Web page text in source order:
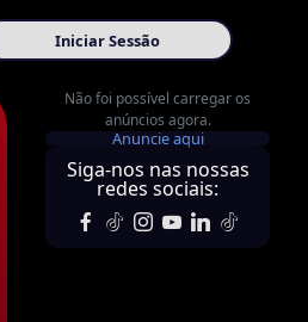
Iniciar Sessão
Não foi possível carregar os
anúncios agora.
Anuncie aqui
Siga-nos nas nossas
redes sociais: